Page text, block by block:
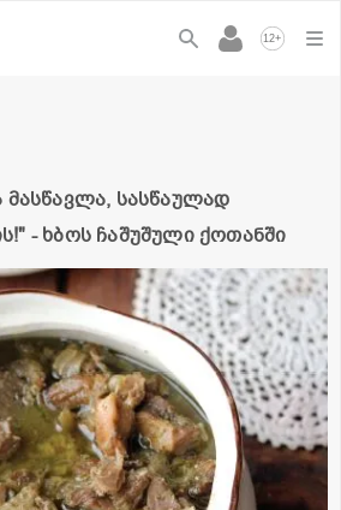
12+
მასწავლა, სასწაულად
- ხბოს ჩაშუშული ქოთანში